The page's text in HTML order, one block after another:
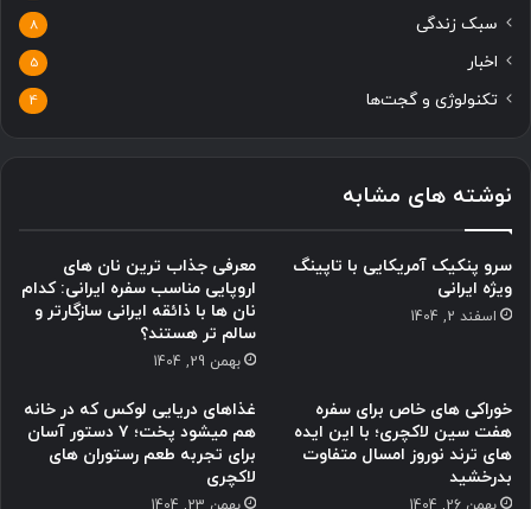
سبک زندگی 8
اخبار 5
تکنولوژی و گجت‌ها 4
نوشته های مشابه
سرو پنکیک آمریکایی با تاپینگ
ویژه ایرانی
اسفند 2, 1404
معرفی جذاب ترین نان های
اروپایی مناسب سفره ایرانی: کدام
نان ها با ذائقه ایرانی سازگارتر و
سالم تر هستند؟
بهمن 29, 1404
خوراکی های خاص برای سفره
هفت سین لاکچری؛ با این ایده
های ترند نوروز امسال متفاوت
بدرخشید
غذاهای دریایی لوکس که در خانه
هم میشود پخت؛ ۷ دستور آسان
برای تجربه طعم رستوران های
لاکچری